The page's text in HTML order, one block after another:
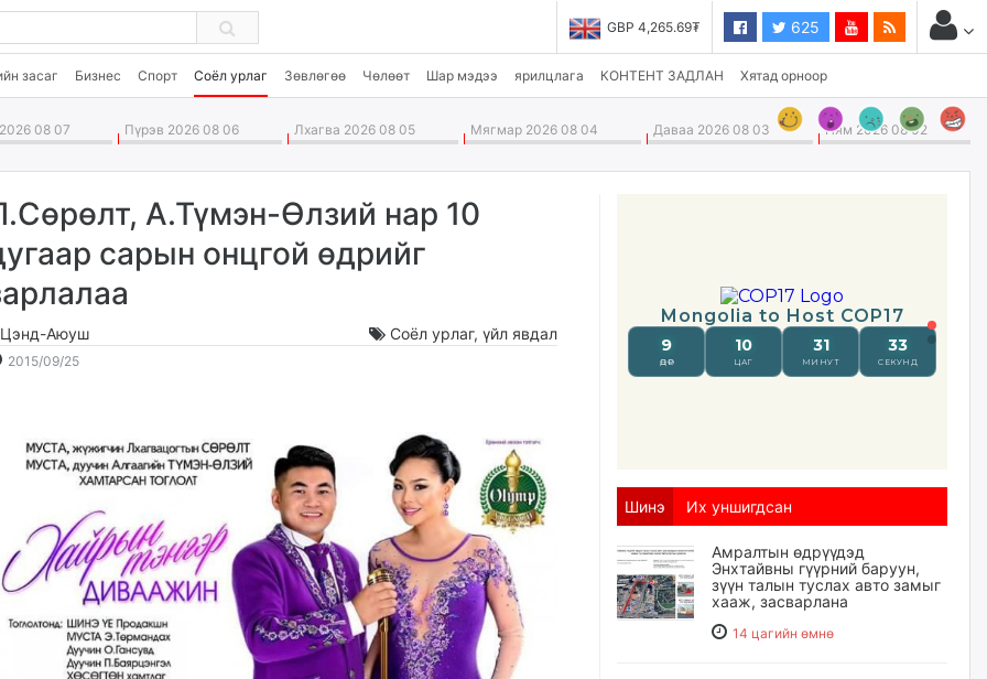
USD 3,496.90₮
GBP 4,265.69₮ 625
засаг Бизнес Спорт Соёл урлаг Зөвлөгөө Чөлөөт Шар мэдээ ярилцлага КОНТЕНТ ЗАДЛАН Хятад орноор
08 07 Пүрэв 2026 08 06 Лхагва 2026 08 05 Мягмар 2026 08 04 Даваа 2026 08 03 Ням 2026 08 02
А.Түмэн-Өлзий нар 10
сарын онцгой өдрийг
Аюуш Соёл урлаг,үйл явдал
2015/09/252015-
18:54:33
2026-
06:27:55
Шинэ Их уншигдсан
Амралтын өдрүүдэд
Энхтайвны гүүрний баруун,
зүүн талын туслах авто замыг
хааж, засварлана
14 цагийн өмнө